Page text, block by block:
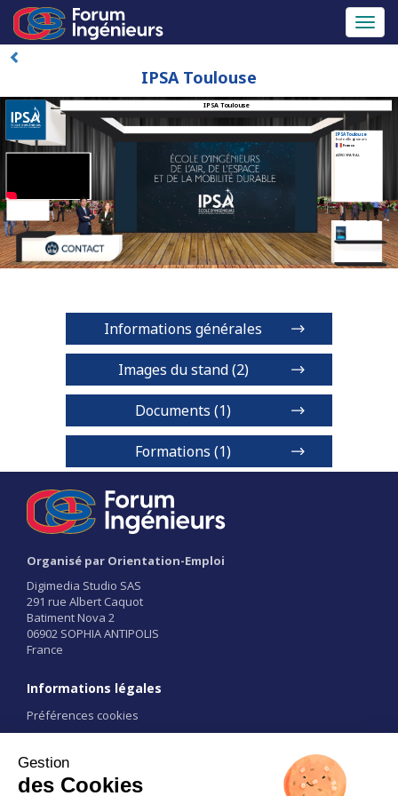
IPSA Toulouse
IPSA Toulouse
IPSA Toulouse
Ecole d'Ingénieurs
France
AÉROSPATIAL
Informations générales
Images du stand (2)
1 / 2
Documents (1)
Cycle ingénieur
Formations (1)
Formation d'ingénieur Bac + 5 - Bac
Série générale
Niveaux de diplôme
BAC+5
Organisé par Orientation-Emploi
Digimedia Studio SAS
291 rue Albert Caquot
Batiment Nova 2
06902 SOPHIA ANTIPOLIS
France
Informations légales
Préférences cookies
CGU